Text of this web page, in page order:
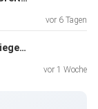
vor 6 Tagen
KLGSCH - 31.07.26 | Dominik aus Siegersdorf
vor 1 Woche